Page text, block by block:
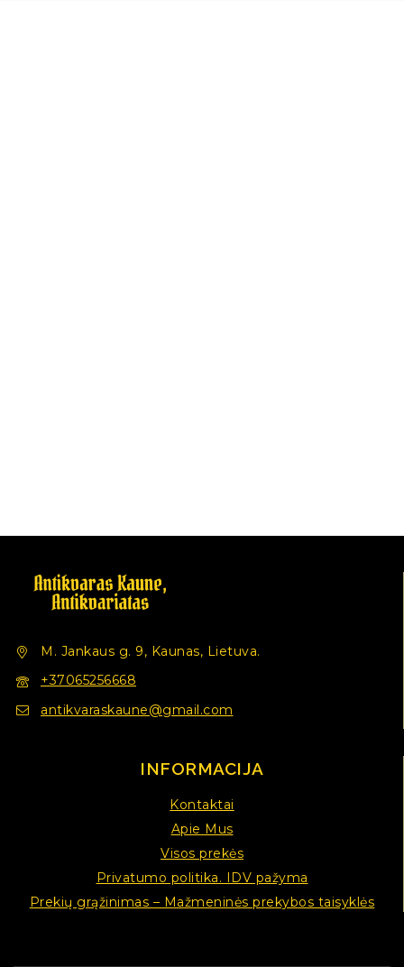
M. Jankaus g. 9, Kaunas, Lietuva.
+37065256668
antikvaraskaune@gmail.com
INFORMACIJA
Kontaktai
Apie Mus
Visos prekės
Privatumo politika. IDV pažyma
Prekių grąžinimas – Mažmeninės prekybos taisyklės